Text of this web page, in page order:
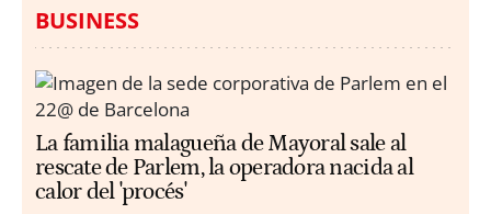
BUSINESS
La familia malagueña de Mayoral sale al
rescate de Parlem, la operadora nacida al
calor del 'procés'